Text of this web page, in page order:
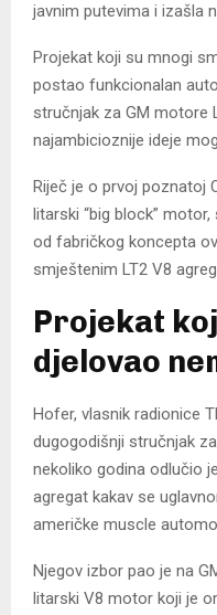
javnim putevima i izašla
Projekat koji su mnogi
postao funkcionalan
stručnjak za GM motore
najambicioznije ideje
Riječ je o prvoj poznatoj
litarski “big block”
od fabričkog koncepta
smještenim LT2 V8
Projekat
djelovao
Hofer, vlasnik radionice
dugogodišnji stručnjak
nekoliko godina odlučio
agregat kakav se
američke muscle
Njegov izbor pao je na
litarski V8 motor koji je